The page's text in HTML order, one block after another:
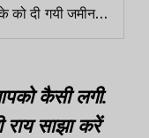
को दी गयी जमीन
नोटिफिकेशन में से
कैसी लगी.
साझा करें